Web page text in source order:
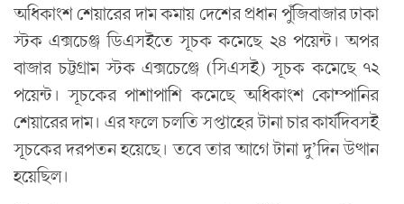
অধিকাংশ শেয়ারের দাম কমায় দেশের প্রধান পুঁজিবাজার ঢাকা
স্টক এক্সচেঞ্জ ডিএসইতে সূচক কমেছে ২৪ পয়েন্ট। অপর
বাজার চট্টগ্রাম স্টক এক্সচেঞ্জে (সিএসই) সূচক কমেছে ৭২
পয়েন্ট। সূচকের পাশাপাশি কমেছে অধিকাংশ কোম্পানির
শেয়ারের দাম। এর ফলে চলতি সপ্তাহের টানা চার কার্যদিবসই
সূচকের দরপতন হয়েছে। তবে তার আগে টানা দু’দিন উত্থান
হয়েছিল।